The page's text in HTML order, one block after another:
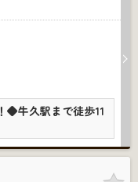
◆牛久駅まで徒歩11